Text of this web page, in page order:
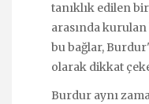
tanıklık edilen
arasında
bu bağlar,
olarak dikkat
Burdur aynı